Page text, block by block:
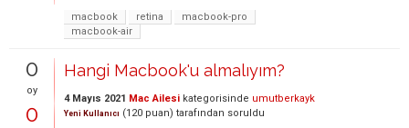
macbook
retina
macbook-pro
macbook-air
0
oy
0
Hangi Macbook'u almalıyım?
4 Mayıs 2021 Mac Ailesi kategorisinde umutberkayk
Yeni Kullanıcı (120 puan) tarafından soruldu